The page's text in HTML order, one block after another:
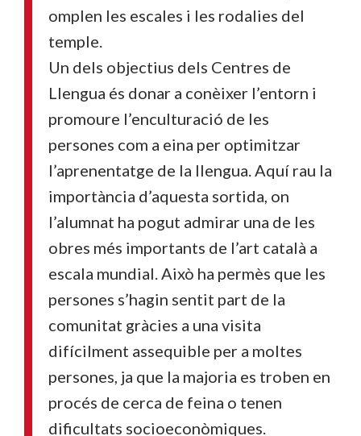
omplen les escales i les rodalies del
temple.
Un dels objectius dels Centres de
Llengua és donar a conèixer l’entorn i
promoure l’enculturació de les
persones com a eina per optimitzar
l’aprenentatge de la llengua. Aquí rau la
importància d’aquesta sortida, on
l’alumnat ha pogut admirar una de les
obres més importants de l’art català a
escala mundial. Això ha permès que les
persones s’hagin sentit part de la
comunitat gràcies a una visita
difícilment assequible per a moltes
persones, ja que la majoria es troben en
procés de cerca de feina o tenen
dificultats socioeconòmiques.